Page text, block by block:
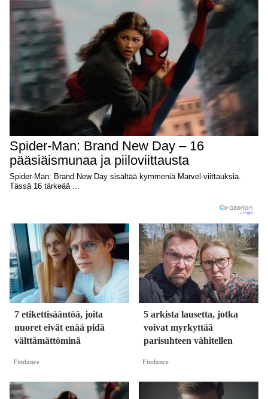
7 etikettisääntöä, joita
nuoret eivät enää pidä
välttämättöminä
Findance
5 arkista lausetta, jotka
voivat myrkyttää
parisuhteen vähitellen
Findance